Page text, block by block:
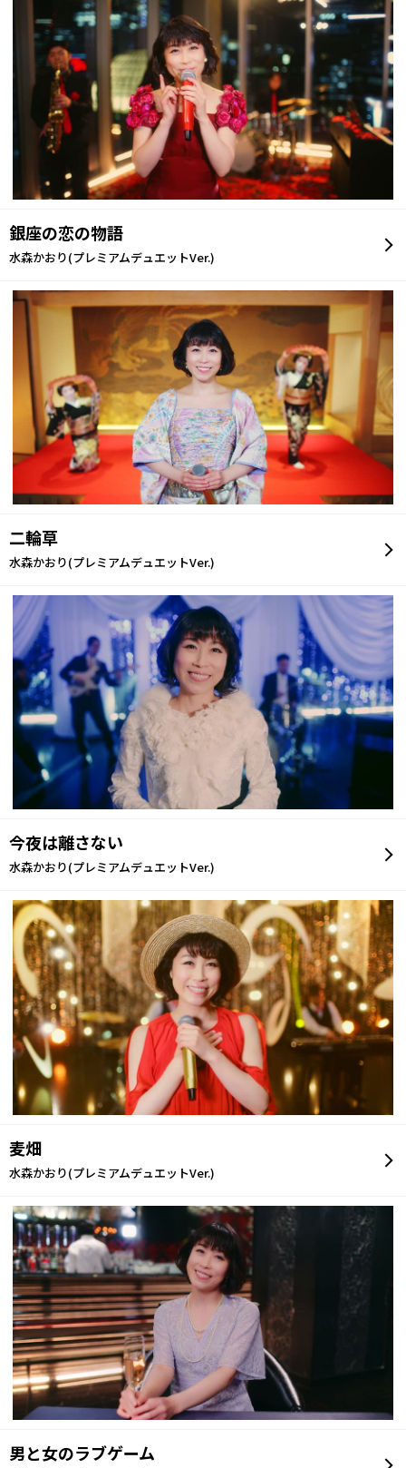
銀座の恋の物語
水森かおり(プレミアムデュエットVer.)
二輪草
水森かおり(プレミアムデュエットVer.)
今夜は離さない
水森かおり(プレミアムデュエットVer.)
麦畑
水森かおり(プレミアムデュエットVer.)
男と女のラブゲーム